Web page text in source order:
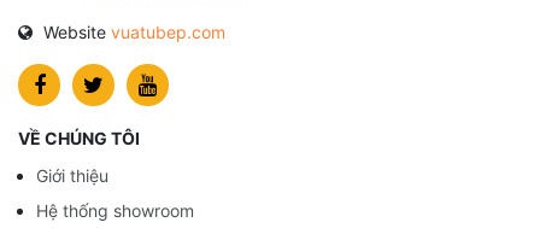
Website vuatubep.com
VỀ CHÚNG TÔI
Giới thiệu
Hệ thống showroom